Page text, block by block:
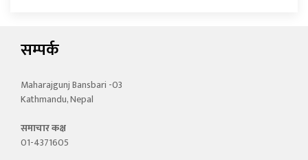
सम्पर्क
Maharajgunj Bansbari -03
Kathmandu, Nepal
समाचार कक्ष
01-4371605